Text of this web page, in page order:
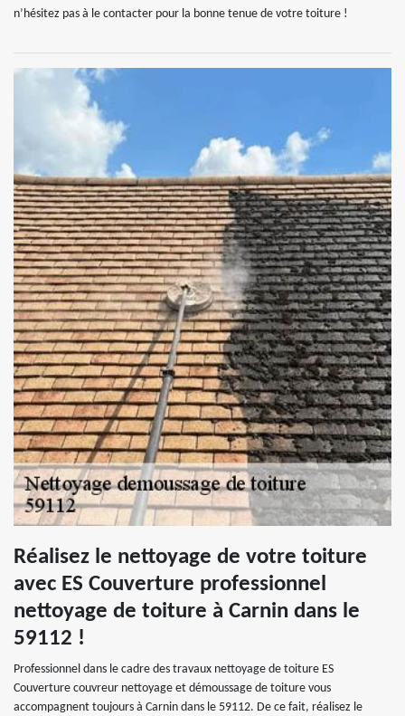
n’hésitez pas à le contacter pour la bonne tenue de votre toiture !
Réalisez le nettoyage de votre toiture
avec ES Couverture professionnel
nettoyage de toiture à Carnin dans le
59112 !
Professionnel dans le cadre des travaux nettoyage de toiture ES
Couverture couvreur nettoyage et démoussage de toiture vous
accompagnent toujours à Carnin dans le 59112. De ce fait, réalisez le